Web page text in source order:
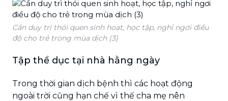
Cần duy trì thói quen sinh hoạt, học tập, nghỉ ngơi điều
độ cho trẻ trong mùa dịch (3)
Tập thể dục tại nhà hằng ngày
Trong thời gian dịch bệnh thì các hoạt động
ngoài trời cũng hạn chế vì thế cha mẹ nên